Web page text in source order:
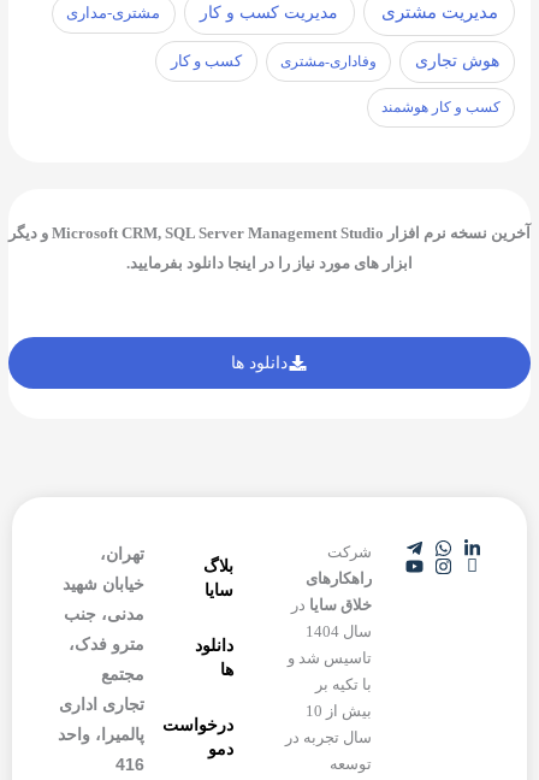
مدیریت مشتری مدیریت کسب و کار مشتری-مداری
هوش تجاری وفاداری-مشتری کسب و کار
کسب و کار هوشمند
آخرین نسخه نرم افزار Microsoft CRM, SQL Server Management Studio و دیگر
ابزار های مورد نیاز را در اینجا دانلود بفرمایید.
دانلود ها
شرکت
راهکارهای
خلاق سایا در
سال 1404
تاسیس شد و
با تکیه بر
بیش از 10
سال تجربه در
توسعه
بلاگ
سایا
دانلود
ها
درخواست
دمو
تهران،
خیابان شهید
مدنی، جنب
مترو فدک،
مجتمع
تجاری اداری
پالمیرا، واحد
416